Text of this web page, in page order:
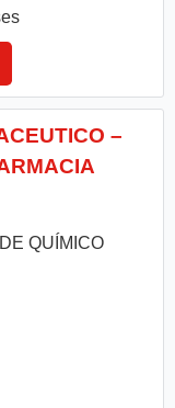
–
QUÍMICO